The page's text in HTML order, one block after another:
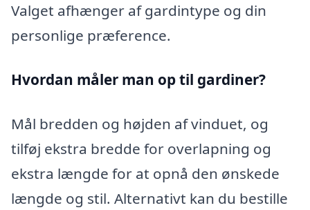
Valget afhænger af gardintype og din
personlige præference.
Hvordan måler man op til gardiner?
Mål bredden og højden af vinduet, og
tilføj ekstra bredde for overlapning og
ekstra længde for at opnå den ønskede
længde og stil. Alternativt kan du bestille